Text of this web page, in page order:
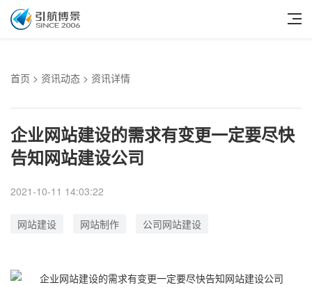
首页 > 资讯动态 > 资讯详情
企业网站建设的需求有变更一定要尽快
告知网站建设公司
2021-10-11 14:03:22
网站建设 网站制作 公司网站建设